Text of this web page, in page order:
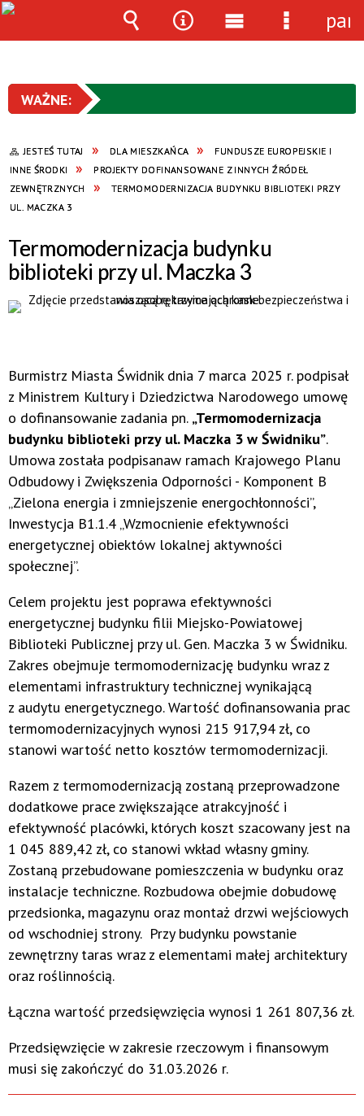
JESTEŚ TUTAJ DLA MIESZKAŃCA
FUNDUSZE EUROPEJSKIE I
INNE ŚRODKI
PROJEKTY DOFINANSOWANE Z INNYCH ŹRÓDEŁ
ZEWNĘTRZNYCH
TERMOMODERNIZACJA BUDYNKU BIBLIOTEKI PRZY
UL. MACZKA 3
Termomodernizacja budynku
biblioteki przy ul. Maczka 3
Burmistrz Miasta Świdnik dnia 7 marca 2025 r. podpisał
z Ministrem Kultury i Dziedzictwa Narodowego umowę
o dofinansowanie zadania pn. „Termomodernizacja
budynku biblioteki przy ul. Maczka 3 w Świdniku”.
Umowa została podpisanaw ramach Krajowego Planu
Odbudowy i Zwiększenia Odporności - Komponent B
„Zielona energia i zmniejszenie energochłonności”,
Inwestycja B1.1.4 „Wzmocnienie efektywności
energetycznej obiektów lokalnej aktywności
społecznej”.
Celem projektu jest poprawa efektywności
energetycznej budynku filii Miejsko-Powiatowej
Biblioteki Publicznej przy ul. Gen. Maczka 3 w Świdniku.
Zakres obejmuje termomodernizację budynku wraz z
elementami infrastruktury technicznej wynikającą
z audytu energetycznego. Wartość dofinansowania prac
termomodernizacyjnych wynosi 215 917,94 zł, co
stanowi wartość netto kosztów termomodernizacji.
Razem z termomodernizacją zostaną przeprowadzone
dodatkowe prace zwiększające atrakcyjność i
efektywność placówki, których koszt szacowany jest na
1 045 889,42 zł, co stanowi wkład własny gminy.
Zostaną przebudowane pomieszczenia w budynku oraz
instalacje techniczne. Rozbudowa obejmie dobudowę
przedsionka, magazynu oraz montaż drzwi wejściowych
od wschodniej strony. Przy budynku powstanie
zewnętrzny taras wraz z elementami małej architektury
oraz roślinnością.
Łączna wartość przedsięwzięcia wynosi 1 261 807,36 zł.
Przedsięwzięcie w zakresie rzeczowym i finansowym
musi się zakończyć do 31.03.2026 r.
Wyszukiwarka
Narzędzia
MenuMenu